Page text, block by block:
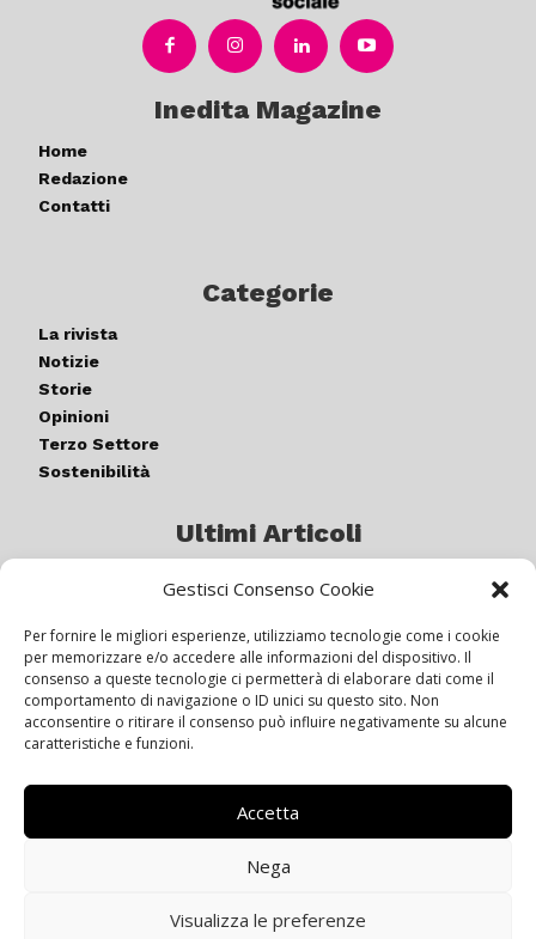
Gestisci Consenso Cookie
Per fornire le migliori esperienze, utilizziamo tecnologie come i cookie
per memorizzare e/o accedere alle informazioni del dispositivo. Il
consenso a queste tecnologie ci permetterà di elaborare dati come il
comportamento di navigazione o ID unici su questo sito. Non
acconsentire o ritirare il consenso può influire negativamente su alcune
caratteristiche e funzioni.
Accetta
Nega
Visualizza le preferenze
Inedita Magazine
Home
Redazione
Contatti
Categorie
La rivista
Notizie
Storie
Opinioni
Terzo Settore
Sostenibilità
Ultimi Articoli
Germogli di luce: al via la quinta
IL BEER GARDEN CON IL GIALLONE
Siamo pronti a navigare “contro